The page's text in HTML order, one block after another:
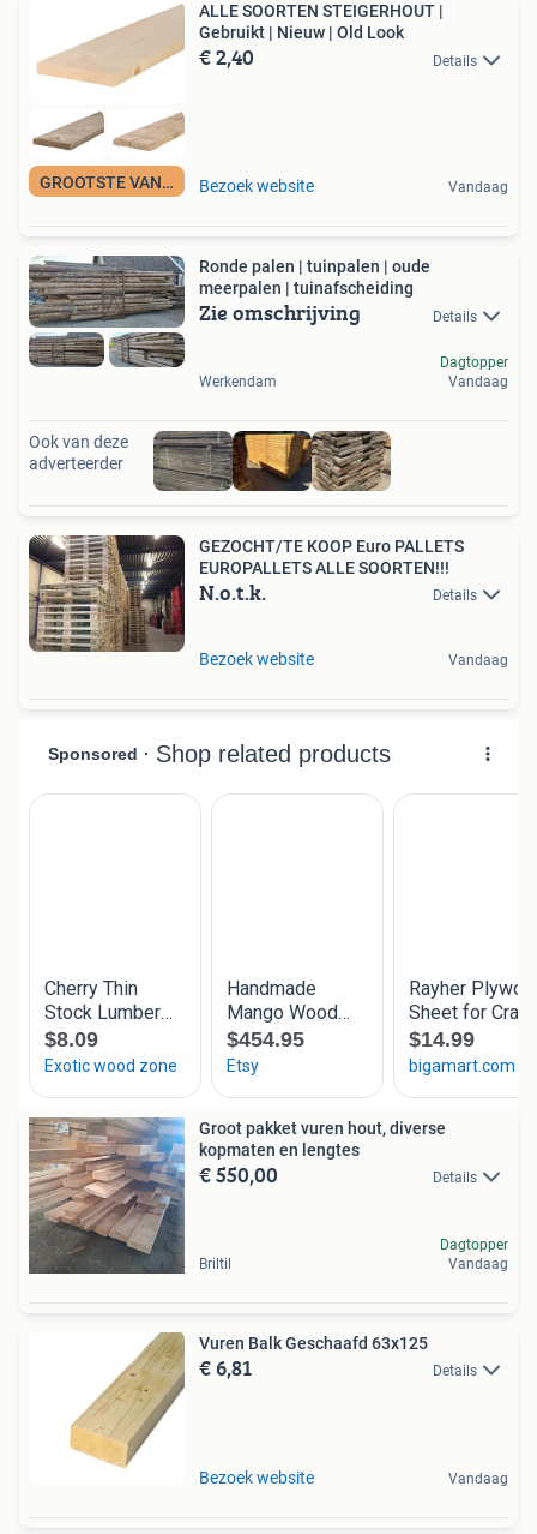
GROOTSTE VAN NL!
ALLE SOORTEN STEIGERHOUT |
Gebruikt | Nieuw | Old Look
€ 2,40 Details
Bezoek website Vandaag
Ronde palen | tuinpalen | oude
meerpalen | tuinafscheiding
Zie omschrijving Details
Werkendam
Dagtopper
Vandaag
Ook van deze
adverteerder
GEZOCHT/TE KOOP Euro PALLETS
EUROPALLETS ALLE SOORTEN!!!
N.o.t.k. Details
Bezoek website Vandaag
Groot pakket vuren hout, diverse
kopmaten en lengtes
€ 550,00 Details
Briltil
Dagtopper
Vandaag
Vuren Balk Geschaafd 63x125
€ 6,81 Details
Bezoek website Vandaag